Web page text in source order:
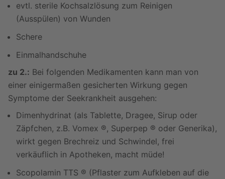
evtl. sterile Kochsalzlösung zum Reinigen
(Ausspülen) von Wunden
Schere
Einmalhandschuhe
zu 2.: Bei folgenden Medikamenten kann man von
einer einigermaßen gesicherten Wirkung gegen
Symptome der Seekrankheit ausgehen:
Dimenhydrinat (als Tablette, Dragee, Sirup oder
Zäpfchen, z.B. Vomex ®, Superpep ® oder Generika),
wirkt gegen Brechreiz und Schwindel, frei
verkäuflich in Apotheken, macht müde!
Scopolamin TTS ® (Pflaster zum Aufkleben auf die